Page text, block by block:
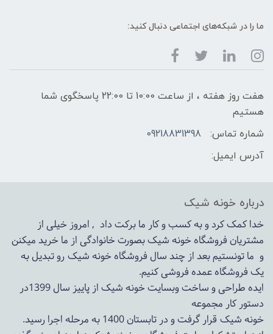
ما را در شبکه‌های اجتماعی دنبال کنید:
هفت روز هفته ، از ساعت 10:00 تا 22:00 پاسخگوی شما
هستیم
شماره تماس:
09218831398
آدرس ایمیل:
درباره خونه شیک
خدا کمک کرد و به کسب و کار ما برکت داد , امروز خیلی از
مشتریان فروشگاه خونه شیک بصورت خانوادگی از ما خرید میکنن
و ما تونستیم بعد از چند سال فروشگاهخونه شیکرو تبدیل به
یک فروشگاه عمده فروشی کنیم.
ایده طراحی و ساخت وبسایت خونه شیک از پاییز سال 1399در
دستور کار مجموعه
خونه شیک قرار گرفت و در تابستان 1400 به مرحله اجرا رسید.